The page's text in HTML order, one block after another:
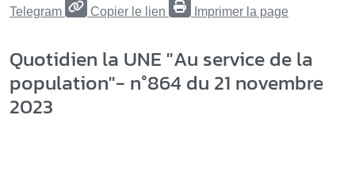
Telegram Copier le lien Imprimer la page
Quotidien la UNE "Au service de la
population"- n°864 du 21 novembre
2023